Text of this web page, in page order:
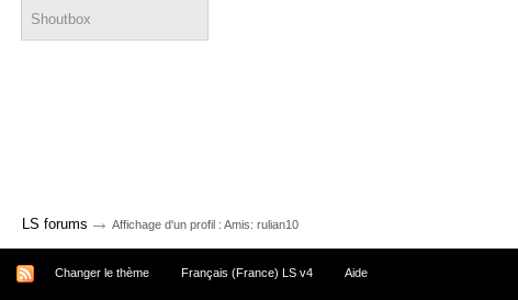
Shoutbox
LS forums → Affichage d'un profil : Amis: rulian10
Changer le thème Français (France) LS v4 Aide